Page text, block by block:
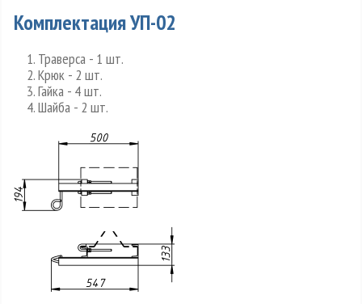
Комплектация УП-02
Траверса - 1 шт.
Крюк - 2 шт.
Гайка - 4 шт.
Шайба - 2 шт.